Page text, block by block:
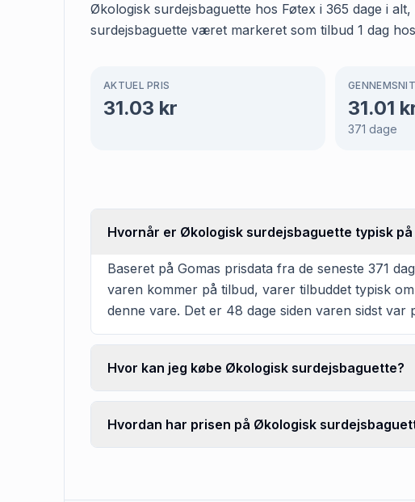
Økologisk surdejsbaguette hos Føtex i 365 dage i
surdejsbaguette været markeret som tilbud 1 dag
AKTUEL PRIS
31.03 kr 31.01
371 dage
Hvornår er Økologisk surdejsbaguette typisk på
Baseret på Gomas prisdata fra de seneste 371
varen kommer på tilbud, varer tilbuddet typisk
denne vare. Det er 48 dage siden varen sidst var
Hvor kan jeg købe Økologisk surdejsbaguette?
Hvordan har prisen på Økologisk